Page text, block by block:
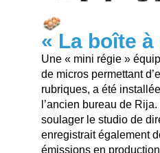
« La boîte
Une « mini régie »
de micros permettant
rubriques, a été
l’ancien bureau de
soulager le studio de
enregistrait également
émissions en